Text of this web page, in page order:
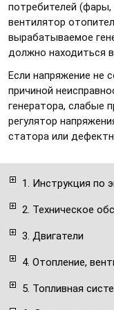
1. Инструкция по
2. Техническое
3. Двигатели
4. Отопление,
5. Топливная
потребителей (фары,
вентилятор
вырабатываемое
должно находиться
Если напряжение не
причиной
генератора, слабые
регулятор
статора или